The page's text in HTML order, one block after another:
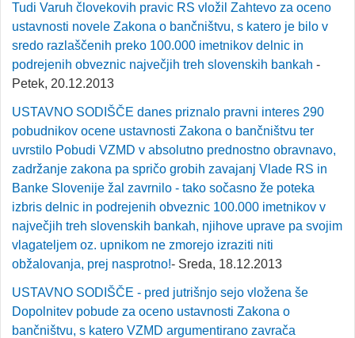
Tudi Varuh človekovih pravic RS vložil Zahtevo za oceno
ustavnosti novele Zakona o bančništvu, s katero je bilo v
sredo razlaščenih preko 100.000 imetnikov delnic in
podrejenih obveznic največjih treh slovenskih bankah -
Petek, 20.12.2013
USTAVNO SODIŠČE danes priznalo pravni interes 290
pobudnikov ocene ustavnosti Zakona o bančništvu ter
uvrstilo Pobudi VZMD v absolutno prednostno obravnavo,
zadržanje zakona pa spričo grobih zavajanj Vlade RS in
Banke Slovenije žal zavrnilo - tako sočasno že poteka
izbris delnic in podrejenih obveznic 100.000 imetnikov v
največjih treh slovenskih bankah, njihove uprave pa svojim
vlagateljem oz. upnikom ne zmorejo izraziti niti
obžalovanja, prej nasprotno!- Sreda, 18.12.2013
USTAVNO SODIŠČE - pred jutrišnjo sejo vložena še
Dopolnitev pobude za oceno ustavnosti Zakona o
bančništvu, s katero VZMD argumentirano zavrača